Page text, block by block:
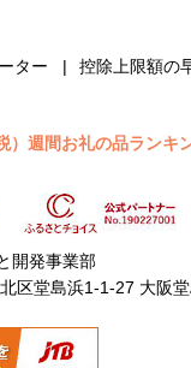
ター
控除上限額の
）週間お礼の品ランキ
開発事業部
区堂島浜1-1-27 大阪